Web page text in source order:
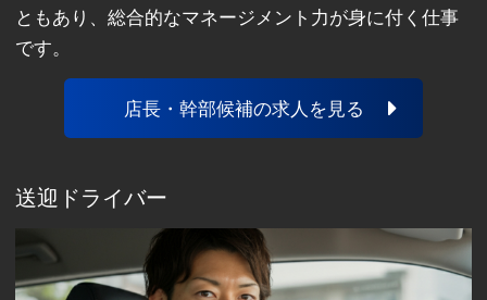
ともあり、総合的なマネージメント力が身に付く仕事
です。
店長・幹部候補の求人を見る
送迎ドライバー